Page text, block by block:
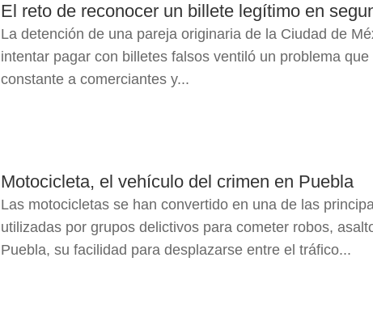
El reto de reconocer un billete legítimo en
La detención de una pareja originaria de la Ciudad de
intentar pagar con billetes falsos ventiló un problema
constante a comerciantes y...
Motocicleta, el vehículo del crimen en Puebla
Las motocicletas se han convertido en una de las
utilizadas por grupos delictivos para cometer robos,
Puebla, su facilidad para desplazarse entre el tráfico...